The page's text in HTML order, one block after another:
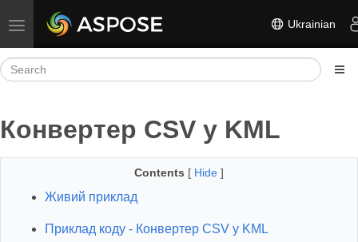
Toggle navigation Ukrainian
Конвертер CSV у KML
Contents [ Hide ]
Живий приклад
Приклад коду - Конвертер CSV у KML